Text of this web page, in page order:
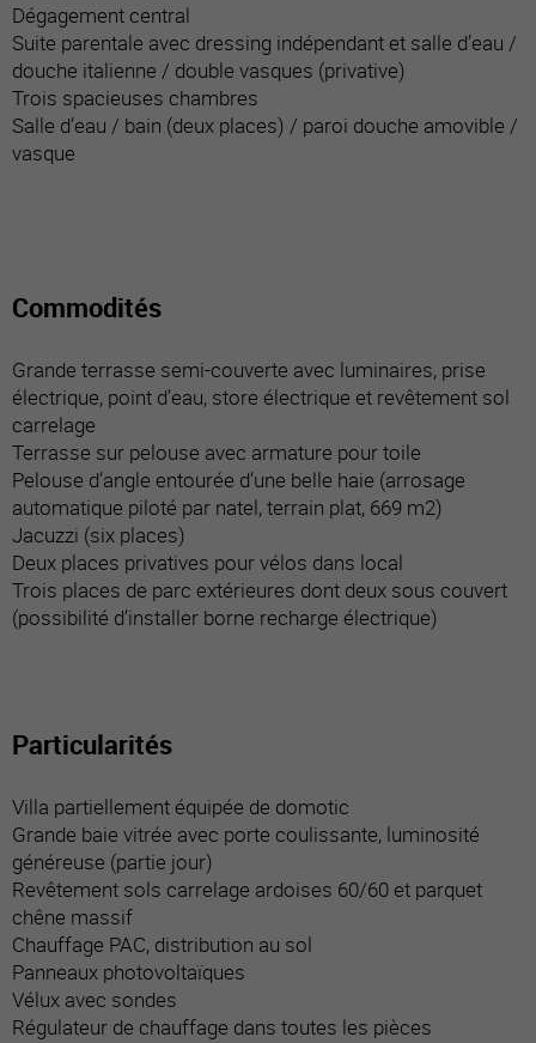
Dégagement central
Suite parentale avec dressing indépendant et salle d’eau /
douche italienne / double vasques (privative)
Trois spacieuses chambres
Salle d’eau / bain (deux places) / paroi douche amovible /
vasque
Commodités
Grande terrasse semi-couverte avec luminaires, prise
électrique, point d’eau, store électrique et revêtement sol
carrelage
Terrasse sur pelouse avec armature pour toile
Pelouse d’angle entourée d’une belle haie (arrosage
automatique piloté par natel, terrain plat, 669 m2)
Jacuzzi (six places)
Deux places privatives pour vélos dans local
Trois places de parc extérieures dont deux sous couvert
(possibilité d’installer borne recharge électrique)
Particularités
Villa partiellement équipée de domotic
Grande baie vitrée avec porte coulissante, luminosité
généreuse (partie jour)
Revêtement sols carrelage ardoises 60/60 et parquet
chêne massif
Chauffage PAC, distribution au sol
Panneaux photovoltaïques
Vélux avec sondes
Régulateur de chauffage dans toutes les pièces